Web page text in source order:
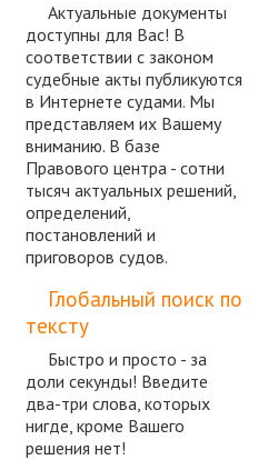
Актуальные документы
доступны для Вас! В
соответствии с законом
судебные акты публикуются
в Интернете судами. Мы
представляем их Вашему
вниманию. В базе
Правового центра - сотни
тысяч актуальных решений,
определений,
постановлений и
приговоров судов.
Глобальный поиск по
тексту
Быстро и просто - за
доли секунды! Введите
два-три слова, которых
нигде, кроме Вашего
решения нет!